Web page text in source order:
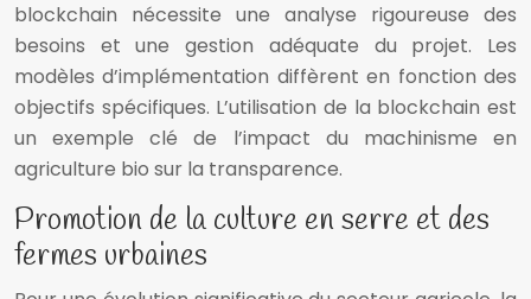
blockchain nécessite une analyse rigoureuse des
besoins et une gestion adéquate du projet. Les
modèles d’implémentation diffèrent en fonction des
objectifs spécifiques. L’utilisation de la blockchain est
un exemple clé de l’impact du machinisme en
agriculture bio sur la transparence.
Promotion de la culture en serre et des
fermes urbaines